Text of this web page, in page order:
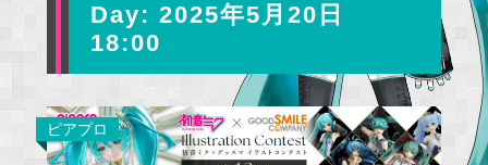
Day: 2025年5月20日
18:00
ピアプロ